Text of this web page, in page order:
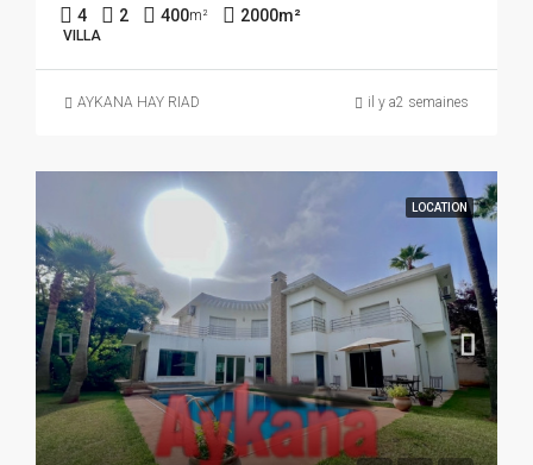
4 2 400m² 2000m²
VILLA
AYKANA HAY RIAD il y a2 semaines
LOCATION